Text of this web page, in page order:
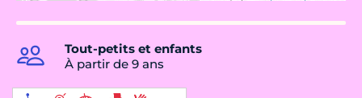
Tout-petits et enfants
À partir de 9 ans